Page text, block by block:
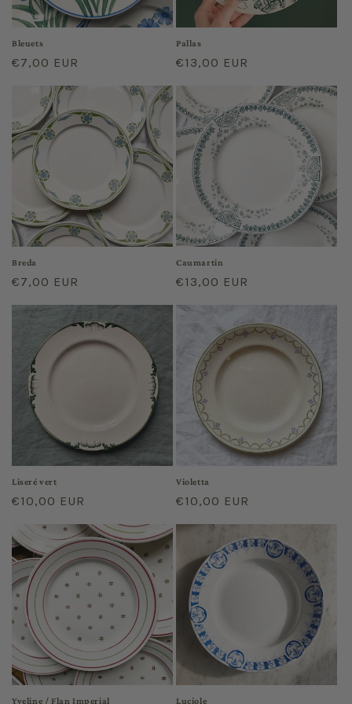
Bleuets
Prix
€7,00 EUR
Pallas
Prix
€13,00 EUR
Breda
Prix
€7,00 EUR
Caumartin
Prix
€13,00 EUR
Liseré vert
Prix
€10,00 EUR
Violetta
Prix
€10,00 EUR
Yveline / Flan Imperial Luciole